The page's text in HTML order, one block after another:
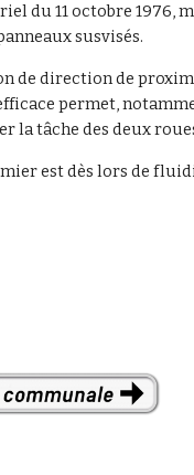
du 11 octobre 1976,
susvisés.
de direction de
permet,
la tâche des deux
est dès lors de